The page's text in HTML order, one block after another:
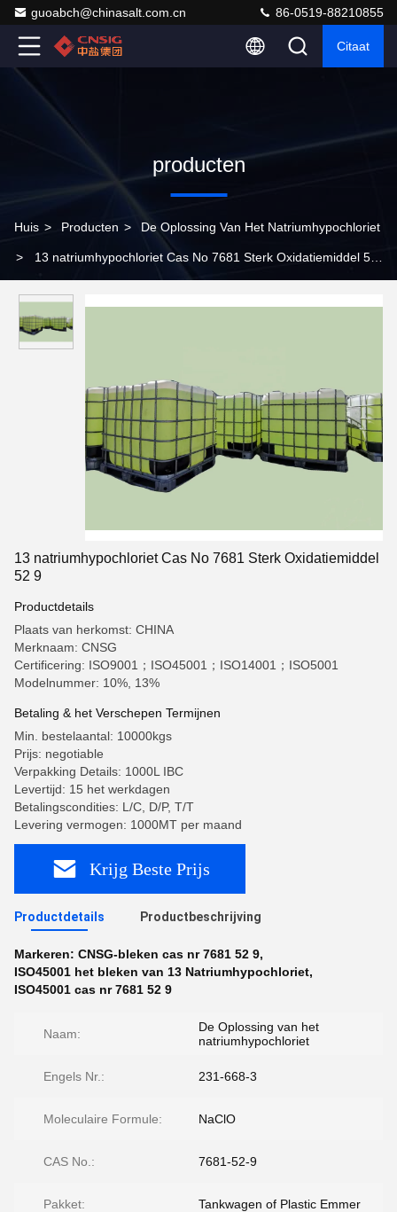
guoabch@chinasalt.com.cn 86-0519-88210855
Citaat
producten
Huis > Producten > De Oplossing Van Het Natriumhypochloriet
> 13 natriumhypochloriet Cas No 7681 Sterk Oxidatiemiddel 52
13 natriumhypochloriet Cas No 7681 Sterk Oxidatiemiddel
52 9
Productdetails
Plaats van herkomst: CHINA
Merknaam: CNSG
Certificering: ISO9001；ISO45001；ISO14001；ISO5001
Modelnummer: 10%, 13%
Betaling & het Verschepen Termijnen
Min. bestelaantal: 10000kgs
Prijs: negotiable
Verpakking Details: 1000L IBC
Levertijd: 15 het werkdagen
Betalingscondities: L/C, D/P, T/T
Levering vermogen: 1000MT per maand
Krijg Beste Prijs
Productdetails Productbeschrijving
Markeren: CNSG-bleken cas nr 7681 52 9,
ISO45001 het bleken van 13 Natriumhypochloriet,
ISO45001 cas nr 7681 52 9
Naam:
De Oplossing van het
natriumhypochloriet
Engels Nr.: 231-668-3
Moleculaire Formule: NaClO
CAS No.: 7681-52-9
Pakket: Tankwagen of Plastic Emmer